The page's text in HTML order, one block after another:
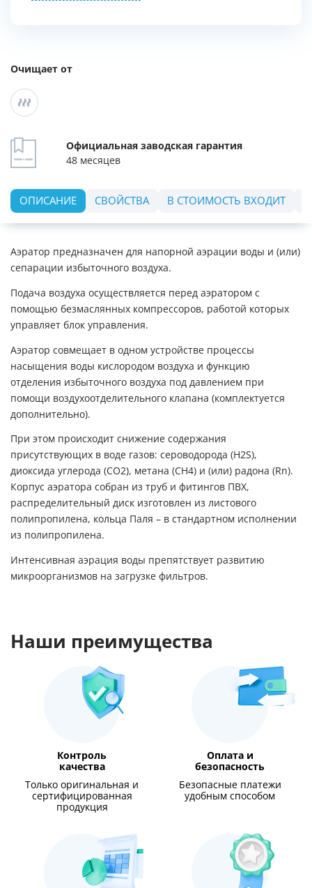
Очищает от
Официальная заводская гарантия
48 месяцев
ОПИСАНИЕ СВОЙСТВА В СТОИМОСТЬ ВХОДИТ
Аэратор предназначен для напорной аэрации воды и (или)
сепарации избыточного воздуха.
Подача воздуха осуществляется перед аэратором с
помощью безмаслянных компрессоров, работой которых
управляет блок управления.
Аэратор совмещает в одном устройстве процессы
насыщения воды кислородом воздуха и функцию
отделения избыточного воздуха под давлением при
помощи воздухоотделительного клапана (комплектуется
дополнительно).
При этом происходит снижение содержания
присутствующих в воде газов: сероводорода (H2S),
диоксида углерода (СО2), метана (СН4) и (или) радона (Rn).
Корпус аэратора собран из труб и фитингов ПВХ,
распределительный диск изготовлен из листового
полипропилена, кольца Паля – в стандартном исполнении
из полипропилена.
Интенсивная аэрация воды препятствует развитию
микроорганизмов на загрузке фильтров.
Наши преимущества
Контроль
качества
Только оригинальная и
сертифицированная
продукция
Оплата и
безопасность
Безопасные платежи
удобным способом